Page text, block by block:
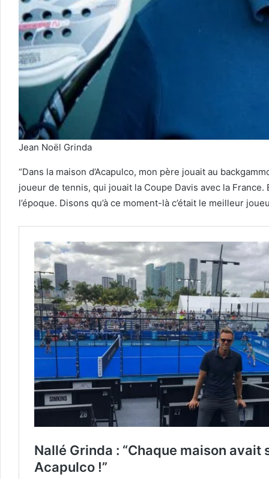
Jean Noël Grinda
“Dans la maison d’Acapulco, mon père jouait au
joueur de tennis, qui jouait la Coupe Davis avec la
l’époque. Disons qu’à ce moment-là c’était le meilleur